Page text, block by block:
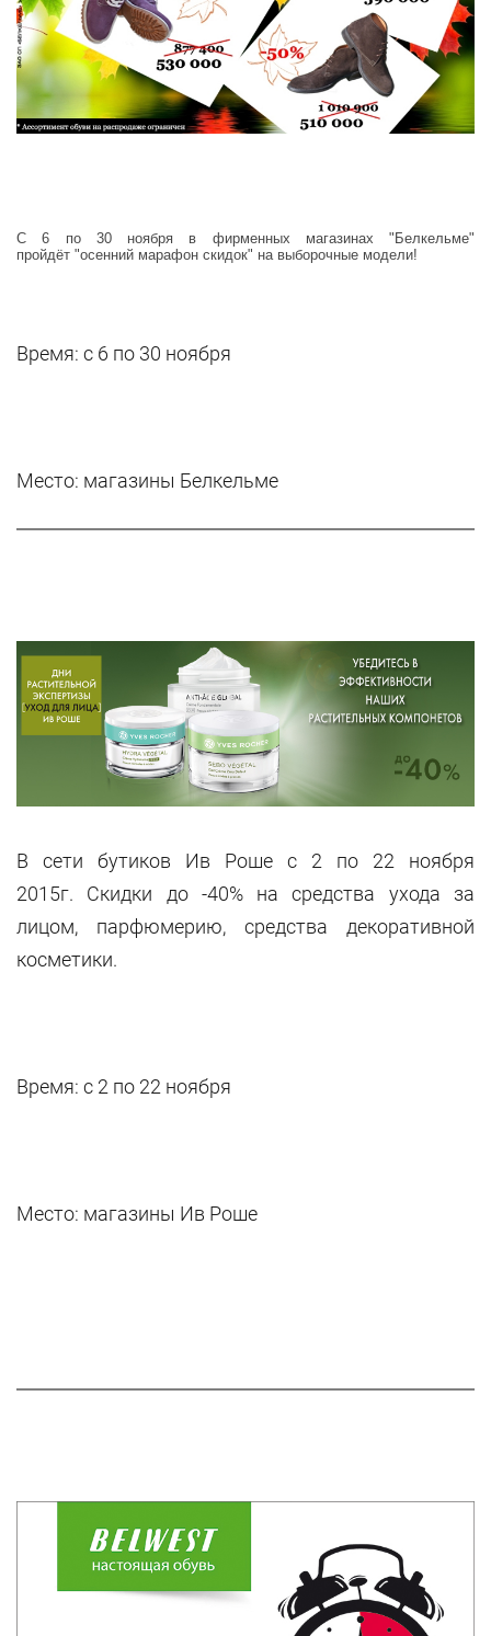
С 6 по 30 ноября в фирменных магазинах "Белкельме"
пройдёт "осенний марафон скидок" на выборочные модели!
Время: с 6 по 30 ноября
Место: магазины Белкельме
В сети бутиков Ив Роше с 2 по 22 ноября
2015г. Cкидки до -40% на средства ухода за
лицом, парфюмерию, средства декоративной
косметики.
Время: с 2 по 22 ноября
Место: магазины Ив Роше